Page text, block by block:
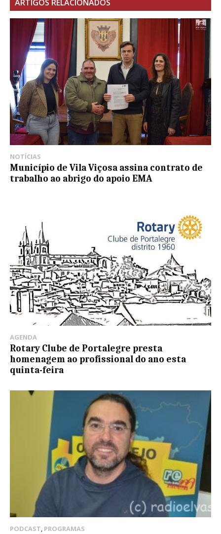
ARTIGOS RELACIONADOS
NOTÍCIAS
Município de Vila Viçosa assina contrato de
trabalho ao abrigo do apoio EMA
AGENDA
Rotary Clube de Portalegre presta
homenagem ao profissional do ano esta
quinta-feira
PODCAST, PROGRAMAS